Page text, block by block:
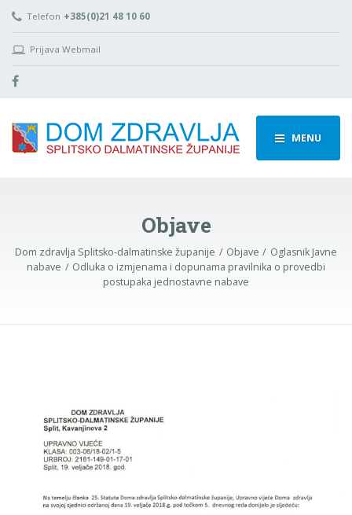
Telefon +385(0)21 48 10 60
Prijava Webmail
MENU
Objave
Dom zdravlja Splitsko-dalmatinske županije Objave
Oglasnik Javne
nabave
Odluka o izmjenama i dopunama pravilnika o provedbi
postupaka jednostavne nabave